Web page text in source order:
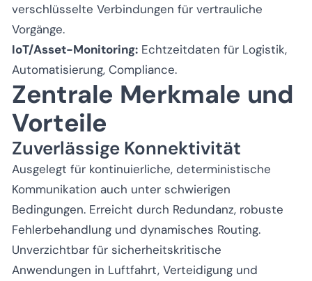
verschlüsselte Verbindungen für vertrauliche
Vorgänge.
IoT/Asset-Monitoring: Echtzeitdaten für Logistik,
Automatisierung, Compliance.
Zentrale Merkmale und
Vorteile
Zuverlässige Konnektivität
Ausgelegt für kontinuierliche, deterministische
Kommunikation auch unter schwierigen
Bedingungen. Erreicht durch Redundanz, robuste
Fehlerbehandlung und dynamisches Routing.
Unverzichtbar für sicherheitskritische
Anwendungen in Luftfahrt, Verteidigung und